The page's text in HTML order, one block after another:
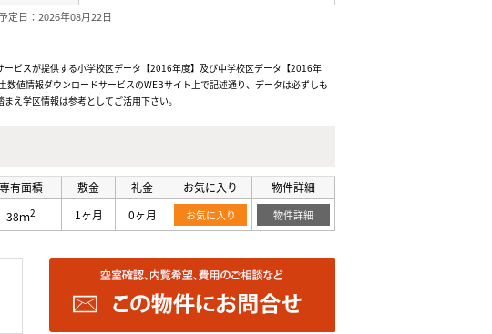
定日：2026年08月22日
ビスが提供する小学校区データ【2016年度】及び中学校区データ【2016年
値情報ダウンロードサービスのWEBサイト上で記述通り、データは必ずしも
え学区情報は参考としてご活用下さい。
専有面積 敷金 礼金 お気に入り
物件詳細
38ｍ2 1ヶ月 0ヶ月 お気に入り 物件詳細